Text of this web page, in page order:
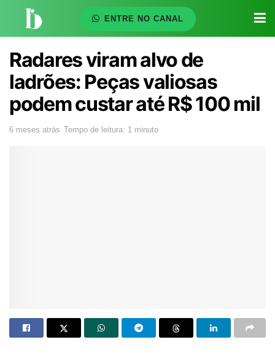
ENTRE NO CANAL
Radares viram alvo de
ladrões: Peças valiosas
podem custar até R$ 100 mil
6 meses atrás Tempo de leitura: 1 minuto